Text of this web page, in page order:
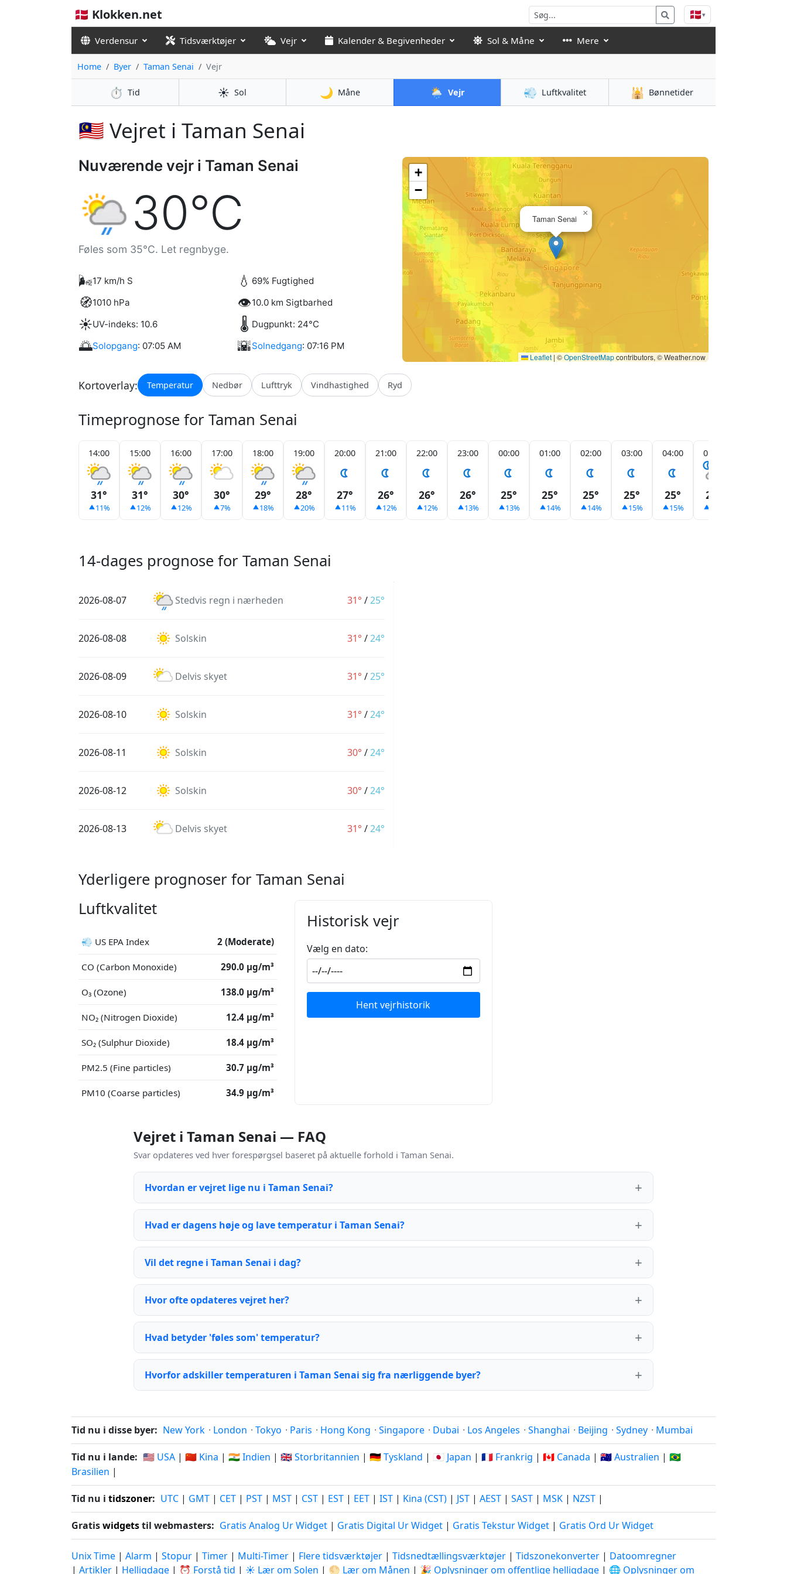
🇩🇰 Klokken.net 🇩🇰▾
Verdensur Tidsværktøjer Vejr Kalender & Begivenheder Sol & Måne Mere
Home Byer Taman Senai Vejr
⏱️ Tid ☀️ Sol 🌙 Måne 🌦️ Vejr 💨 Luftkvalitet 🕌 Bønnetider
🇲🇾 Vejret i Taman Senai
Nuværende vejr i Taman Senai
30°C
Føles som 35°C. Let regnbyge.
🌬️17 km/h S 💧 69% Fugtighed
🧭1010 hPa 👁️10.0 km Sigtbarhed
☀️UV-indeks: 10.6 🌡️ Dugpunkt: 24°C
🌅Solopgang: 07:05 AM 🌇Solnedgang: 07:16 PM
Taman Senai
×
+
−
Leaflet | ©OpenStreetMapcontributors, © Weather.now
Kortoverlay: Temperatur Nedbør Lufttryk Vindhastighed Ryd
Timeprognose for Taman Senai
14:00
31°
11%
15:00
31°
12%
16:00
30°
12%
17:00
30°
7%
18:00
29°
18%
19:00
28°
20%
20:00
27°
11%
21:00
26°
12%
22:00
26°
12%
23:00
26°
13%
00:00
25°
13%
01:00
25°
14%
02:00
25°
14%
03:00
25°
15%
04:00
25°
15%
05:00
25°
14-dages prognose for Taman Senai
2026-08-07 Stedvis regn i nærheden 31° /25°
2026-08-08 Solskin 31° /24°
2026-08-09 Delvis skyet 31° /25°
2026-08-10 Solskin 31° /24°
2026-08-11 Solskin 30° /24°
2026-08-12 Solskin 30° /24°
2026-08-13 Delvis skyet 31° /24°
Yderligere prognoser for Taman Senai
Luftkvalitet
💨 US EPA Index 2 (Moderate)
CO (Carbon Monoxide) 290.0 μg/m³
O₃ (Ozone) 138.0 μg/m³
NO₂ (Nitrogen Dioxide) 12.4 μg/m³
SO₂ (Sulphur Dioxide) 18.4 μg/m³
PM2.5 (Fine particles) 30.7 μg/m³
PM10 (Coarse particles) 34.9 μg/m³
Historisk vejr
Vælg en dato:
Hent vejrhistorik
Vejret i Taman Senai — FAQ
Svar opdateres ved hver forespørgsel baseret på aktuelle forhold i Taman Senai.
Hvordan er vejret lige nu i Taman Senai?
Hvad er dagens høje og lave temperatur i Taman Senai?
Vil det regne i Taman Senai i dag?
Hvor ofte opdateres vejret her?
Hvad betyder 'føles som' temperatur?
Hvorfor adskiller temperaturen i Taman Senai sig fra nærliggende byer?
Tid nu i disse byer: New York · London · Tokyo · Paris · Hong Kong · Singapore · Dubai · Los Angeles · Shanghai · Beijing · Sydney · Mumbai
Tid nu i lande: 🇺🇸 USA | 🇨🇳 Kina | 🇮🇳 Indien | 🇬🇧 Storbritannien | 🇩🇪 Tyskland | 🇯🇵 Japan | 🇫🇷 Frankrig | 🇨🇦 Canada | 🇦🇺 Australien | 🇧🇷
Brasilien |
Tid nu i tidszoner: UTC | GMT | CET | PST | MST | CST | EST | EET | IST | Kina (CST) | JST | AEST | SAST | MSK | NZST |
Gratiswidgetstil webmasters: Gratis Analog Ur Widget | Gratis Digital Ur Widget | Gratis Tekstur Widget | Gratis Ord Ur Widget
Unix Time | Alarm | Stopur | Timer | Multi-Timer | Flere tidsværktøjer | Tidsnedtællingsværktøjer | Tidszonekonverter | Datoomregner
| Artikler | Helligdage | ⏰ Forstå tid | ☀️ Lær om Solen | 🌕 Lær om Månen | 🎉 Oplysninger om offentlige helligdage | 🌐 Oplysninger om